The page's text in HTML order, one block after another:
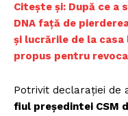
Citește și: După ce a
DNA față de
și lucrările de la
propus pentru
Potrivit declarației de
fiul președintei CSM